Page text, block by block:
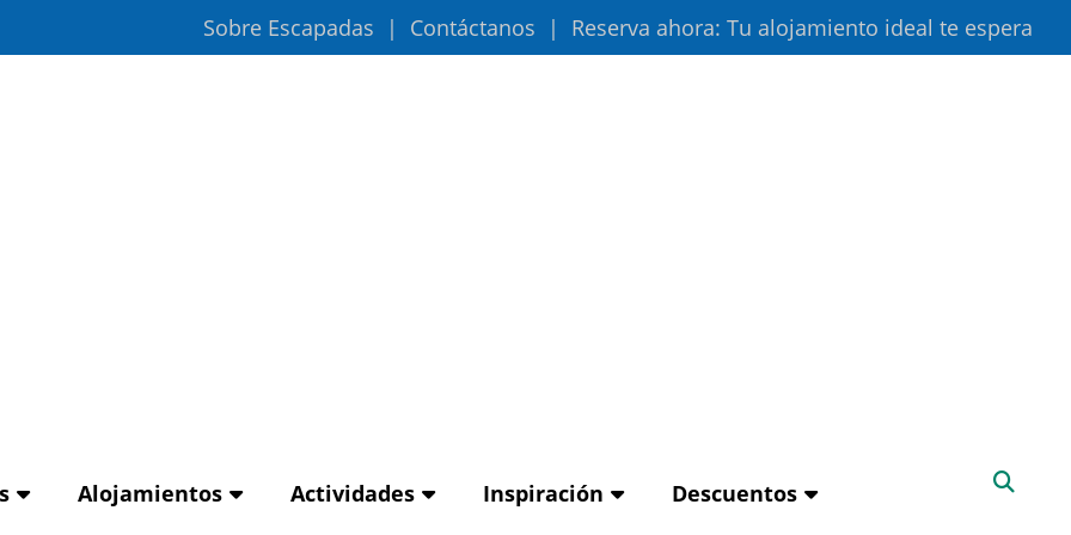
Sobre Escapadas Contáctanos Reserva ahora: Tu alojamiento ideal te espera
Alojamientos Actividades Inspiración Descuentos